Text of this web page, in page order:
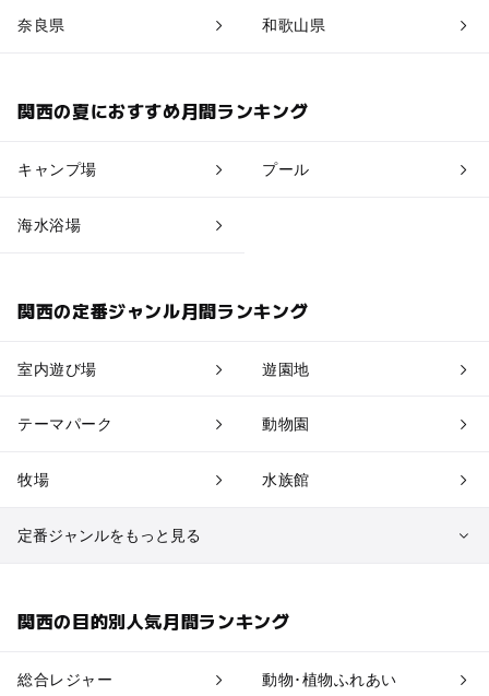
奈良県 和歌山県
関西の夏におすすめ月間ランキング
キャンプ場 プール
海水浴場
関西の定番ジャンル月間ランキング
室内遊び場 遊園地
テーマパーク 動物園
牧場 水族館
定番ジャンルをもっと見る
関西の目的別人気月間ランキング
総合レジャー 動物･植物ふれあい